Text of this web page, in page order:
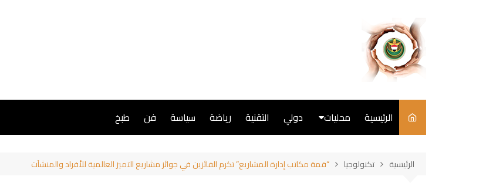
الرئيسية محليات دولي التقنية رياضة سياسة فن طبخ
الرئيسية تكنولوجيا “قمة مكاتب إدارة المشاريع” تكرم الفائزين في جوائز مشاريع التميز العالمية للأفراد والمنشآت